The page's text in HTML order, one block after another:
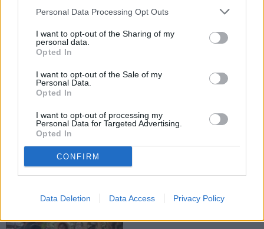
Personal Data Processing Opt Outs
I want to opt-out of the Sharing of my
personal data.
Opted In
I want to opt-out of the Sale of my
Personal Data.
Opted In
I want to opt-out of processing my
Personal Data for Targeted Advertising.
Opted In
CONFIRM
Data Deletion Data Access Privacy Policy
ACTUALITATE
06.08.2026
Localitățile din zona Fălticeni se
află sub Cod portocaliu.
Meteorologii anunță vijelii și ploi
03.08.2026